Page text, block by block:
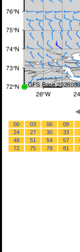
00 03 06 09
24
27 30 33
48
51 54 57
72
75 78 81